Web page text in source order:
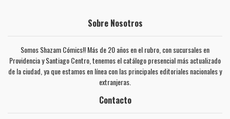
Sobre Nosotros
Somos Shazam Cómics!! Más de 20 años en el rubro, con sucursales en
Providencia y Santiago Centro, tenemos el catálogo presencial más actualizado
de la ciudad, ya que estamos en línea con las principales editoriales nacionales y
extranjeras.
Contacto